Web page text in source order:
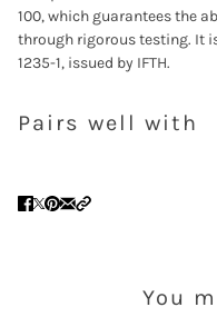
100, which guarantees the
through rigorous testing. It
1235-1, issued by IFTH.
Pairs well with
You